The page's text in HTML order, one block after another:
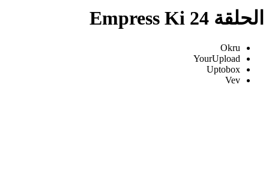
الحلقة 24 Empress Ki
Okru
YourUpload
Uptobox
Vev